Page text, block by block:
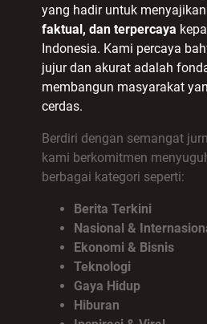
yang hadir untuk
faktual, dan terpercaya
Indonesia. Kami percaya
jujur dan akurat adalah
membangun masyarakat
cerdas.
Berdiri dengan semangat
kami berkomitmen
berbagai kategori seperti:
Berita Terkini
Nasional &
Ekonomi & Bisnis
Teknologi
Gaya Hidup
Hiburan